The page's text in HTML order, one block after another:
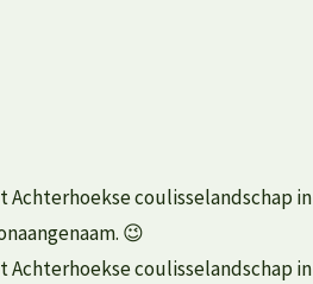
Achterhoekse coulisselandschap
😉
Achterhoekse coulisselandschap